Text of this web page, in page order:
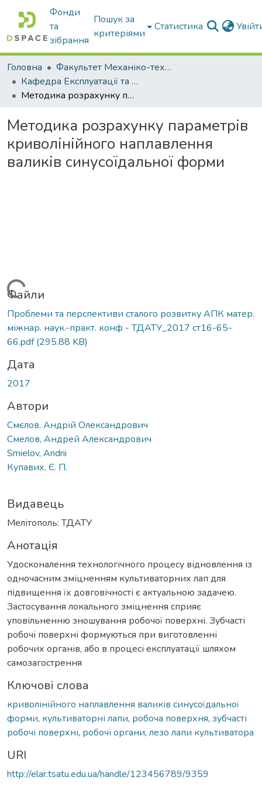
Фонди
та
зібрання
Пошук за
критеріями
Статистика
Головна
Факультет Механіко-технологічний
Кафедра Експлуатації та технічного сервісу машин
Методика розрахунку параметрів криволінійного наплавлення валиків синусоїдальної форми
Методика розрахунку параметрів
криволінійного наплавлення
валиків синусоїдальної форми
Вантажиться...
Файли
Проблеми та перспективи сталого розвитку АПК матер.
міжнар. наук.-практ. конф - ТДАТУ_2017 ст16-65-
66.pdf(295.88 KB)
Дата
2017
Автори
Смєлов, Андрій Олександрович
Смелов, Андрей Александрович
Smielov, Andrii
Купавих, Є. П.
Видавець
Мелітополь: ТДАТУ
Анотація
Удосконалення технологічного процесу відновлення із
одночасним зміцненням культиваторних лап для
підвищення їх довговічності є актуальною задачею.
Застосування локального зміцнення сприяє
уповільненню зношування робочої поверхні. Зубчасті
робочі поверхні формуються при виготовленні
робочих органів, або в процесі експлуатації шляхом
самозагострення
Ключові слова
криволінійного наплавлення валиків синусоїдальної
форми, культиваторні лапи, робоча поверхня, зубчасті
робочі поверхні, робочі органи, лезо лапи культиватора
URI
http://elar.tsatu.edu.ua/handle/123456789/9359